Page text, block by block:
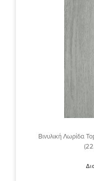
Βινυλική Λωρίδα